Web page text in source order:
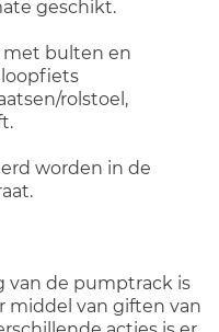
geschikt.
met bulten en
rolstoel,
worden in de
van de pumptrack is
middel van giften van